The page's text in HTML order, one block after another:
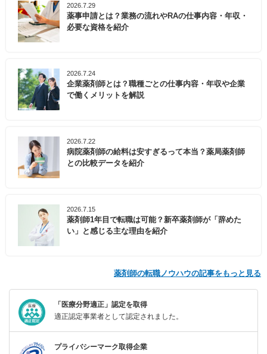
2026.7.29
薬事申請とは？業務の流れやRAの仕事内容・年収・
必要な資格を紹介
2026.7.24
企業薬剤師とは？職種ごとの仕事内容・年収や企業
で働くメリットを解説
2026.7.22
病院薬剤師の給料は安すぎるって本当？薬局薬剤師
との比較データを紹介
2026.7.15
薬剤師1年目で転職は可能？新卒薬剤師が「辞めた
い」と感じる主な理由を紹介
薬剤師の転職ノウハウの記事をもっと見る
「医療分野適正」認定を取得
適正認定事業者として認定されました。
プライバシーマーク取得企業